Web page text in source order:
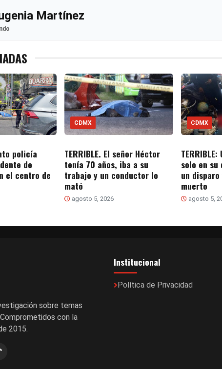
Martínez
policía
de
el centro de
CDMX
TERRIBLE. El señor Héctor
tenía 70 años, iba a su
trabajo y un conductor lo
mató
agosto 5, 2026
CDMX
solo en su
un
muerto
agosto 5,
sobre temas
con la
2015.
Institucional
Política de Privacidad